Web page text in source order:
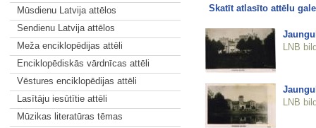
Mūsdienu Latvija attēlos
Sendienu Latvija attēlos
Meža enciklopēdijas attēli
Enciklopēdiskās vārdnīcas attēli
Vēstures enciklopēdijas attēli
Lasītāju iesūtītie attēli
Mūzikas literatūras tēmas
Skatīt atlasīto attēlu
LNB
LNB